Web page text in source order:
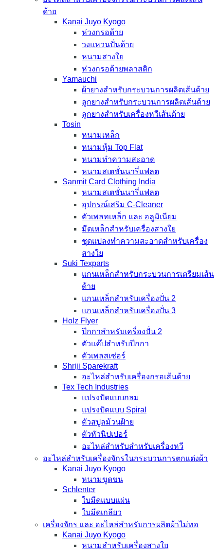
ด้าย
Kanai Juyo Kyogo
ห่วงกรอด้าย
วงแหวนปั่นด้าย
หนามสางใย
ห่วงกรอด้ายพลาสติก
Yamauchi
ผ้ายางสำหรับกระบวนการผลิตเส้นด้าย
ลูกยางสำหรับกระบวนการผลิตเส้นด้าย
ลูกยางสำหรับเครื่องหวีเส้นด้าย
Tosin
หนามเหล็ก
หนามหุ้ม Top Flat
หนามทำความสะอาด
หนามสเตชั่นนารี่แฟลต
Sanmit Card Clothing India
หนามสเตชั่นนารี่แฟลต
อุปกรณ์เสริม C-Cleaner
ตัวเพลทเหล็ก และ อลูมิเนียม
มีดเหล็กสำหรับเครื่องสางใย
ชุดแปลงทำความสะอาดสำหรับเครื่อง
สางใย
Suki Texparts
แกนเหล็กสำหรับกระบวนการเตรียมเส้น
ด้าย
แกนเหล็กสำหรับเครื่องปั่น 2
แกนเหล็กสำหรับเครื่องปั่น 3
Holz Flyer
ปีกกาสำหรับเครื่องปั่น 2
ตัวแค๊ปสำหรับปีกกา
ตัวเพลสเซ่อร์
Shriji Sparekraft
อะไหล่สำหรับเครื่องกรอเส้นด้าย
Tex Tech Industries
แปรงปัดแบบกลม
แปรงปัดแบบ Spiral
ตัวสปูลม้วนฝ้าย
ตัวหัวนิปเปอร์
อะไหล่สำหรับสำหรับเครื่องหวี
อะไหล่สำหรับเครื่องจักรในกระบวนการตกแต่งผ้า
Kanai Juyo Kyogo
หนามขูดขน
Schlenter
ใบมีดแบบแผ่น
ใบมีดเกลียว
เครื่องจักร และ อะไหล่สำหรับการผลิตผ้าไม่ทอ
Kanai Juyo Kyogo
หนามสำหรับเครื่องสางใย